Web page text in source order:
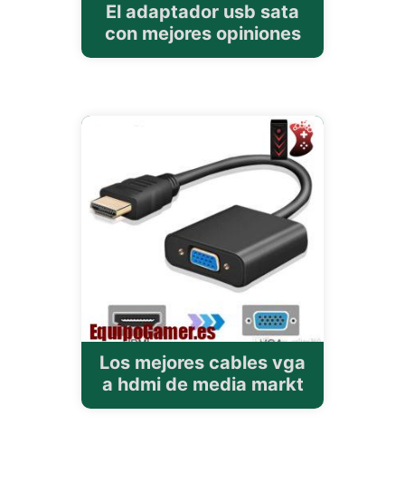
El adaptador usb sata
con mejores opiniones
Los mejores cables vga
a hdmi de media markt